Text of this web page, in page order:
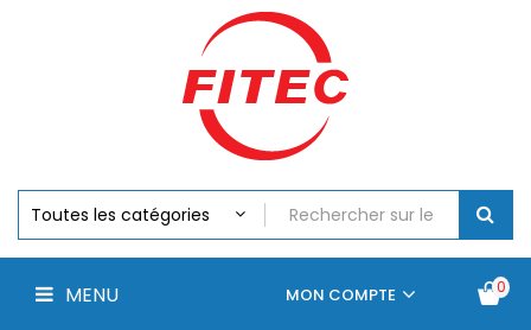
MENU 0
MON COMPTE
Chargeurs
Accus
Perceuse,
Visseuse
Batteries